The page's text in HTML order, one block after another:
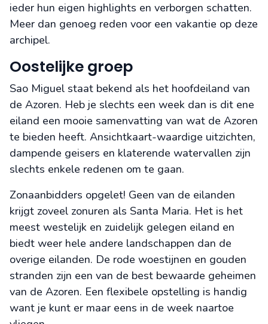
ieder hun eigen highlights en verborgen schatten.
Meer dan genoeg reden voor een vakantie op deze
archipel.
Oostelijke groep
Sao Miguel staat bekend als het hoofdeiland van
de Azoren. Heb je slechts een week dan is dit ene
eiland een mooie samenvatting van wat de Azoren
te bieden heeft. Ansichtkaart-waardige uitzichten,
dampende geisers en klaterende watervallen zijn
slechts enkele redenen om te gaan.
Zonaanbidders opgelet! Geen van de eilanden
krijgt zoveel zonuren als Santa Maria. Het is het
meest westelijk en zuidelijk gelegen eiland en
biedt weer hele andere landschappen dan de
overige eilanden. De rode woestijnen en gouden
stranden zijn een van de best bewaarde geheimen
van de Azoren. Een flexibele opstelling is handig
want je kunt er maar eens in de week naartoe